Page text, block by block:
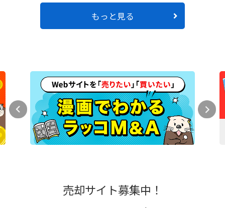
もっと見る
売却サイト募集中！